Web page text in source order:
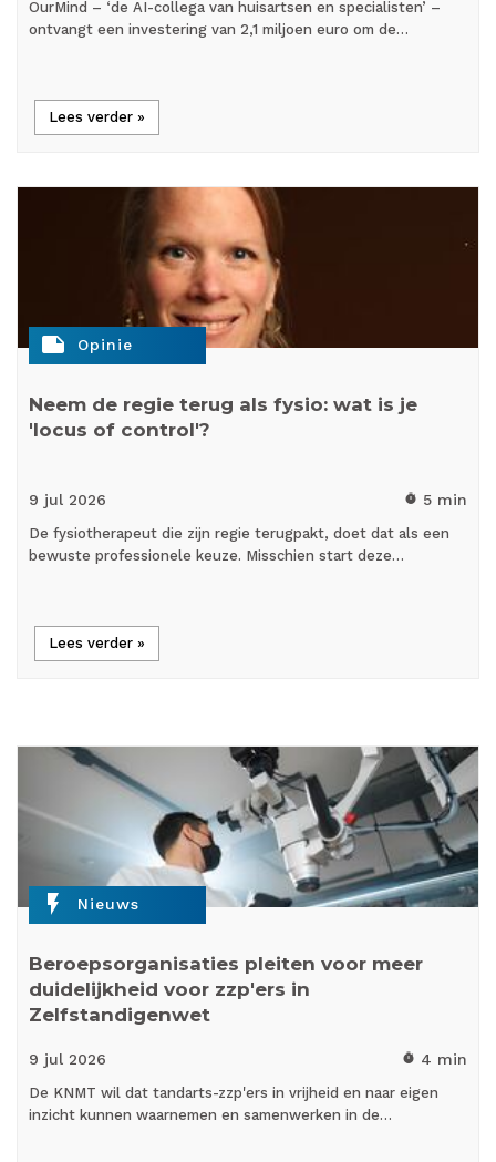
OurMind – ‘de AI-collega van huisartsen en specialisten’ –
ontvangt een investering van 2,1 miljoen euro om de…
Lees verder »
note Opinie
Neem de regie terug als fysio: wat is je
'locus of control'?
9 jul 2026 timer 5 min
De fysiotherapeut die zijn regie terugpakt, doet dat als een
bewuste professionele keuze. Misschien start deze…
Lees verder »
flash_on Nieuws
Beroepsorganisaties pleiten voor meer
duidelijkheid voor zzp'ers in
Zelfstandigenwet
9 jul 2026 timer 4 min
De KNMT wil dat tandarts-zzp'ers in vrijheid en naar eigen
inzicht kunnen waarnemen en samenwerken in de…